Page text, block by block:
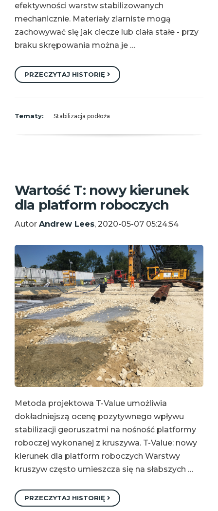
efektywności warstw stabilizowanych
mechanicznie. Materiały ziarniste mogą
zachowywać się jak ciecze lub ciała stałe - przy
braku skrępowania można je …
PRZECZYTAJ HISTORIĘ
Tematy: Stabilizacja podłoża
Wartość T: nowy kierunek
dla platform roboczych
Autor Andrew Lees, 2020-05-07 05:24:54
Metoda projektowa T-Value umożliwia
dokładniejszą ocenę pozytywnego wpływu
stabilizacji georuszatmi na nośność platformy
roboczej wykonanej z kruszywa. T-Value: nowy
kierunek dla platform roboczych Warstwy
kruszyw często umieszcza się na słabszych …
PRZECZYTAJ HISTORIĘ